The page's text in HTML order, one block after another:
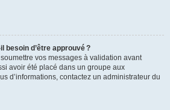
besoin d’être approuvé ?
vos messages à validation avant
avoir été placé dans un groupe aux
d’informations, contactez un administrateur du